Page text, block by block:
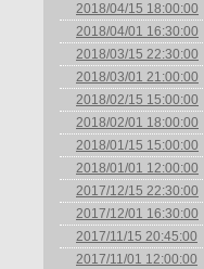
2018/04/15 18:00:00
2018/04/01 16:30:00
2018/03/15 22:30:00
2018/03/01 21:00:00
2018/02/15 15:00:00
2018/02/01 18:00:00
2018/01/15 15:00:00
2018/01/01 12:00:00
2017/12/15 22:30:00
2017/12/01 16:30:00
2017/11/15 20:45:00
2017/11/01 12:00:00